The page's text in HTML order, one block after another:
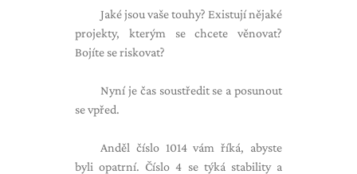
Jaké jsou vaše touhy? Existují nějaké
projekty, kterým se chcete věnovat?
Bojíte se riskovat?
Nyní je čas soustředit se a posunout
se vpřed.
Anděl číslo 1014 vám říká, abyste
byli opatrní. Číslo 4 se týká stability a